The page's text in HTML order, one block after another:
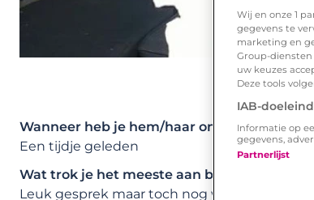
Wanneer heb je hem/haar ontmoet?
Een tijdje geleden
Wat trok je het meeste aan bij zijn/haar
Leuk gesprek maar toch nog wat rond
Wij en onze 1
gegevens te
marketing en
Group-
uw keuzes
Deze tools
IAB-
Informatie op
gegevens,
Partnerlijst